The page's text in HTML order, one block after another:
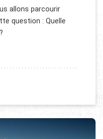
allons parcourir
question : Quelle
DES OCÉANS ?